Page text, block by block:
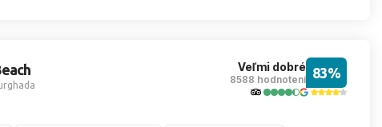
Veľmi dobré
8588 hodnotení 83%